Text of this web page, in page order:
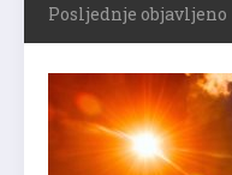
Posljednje objavljeno